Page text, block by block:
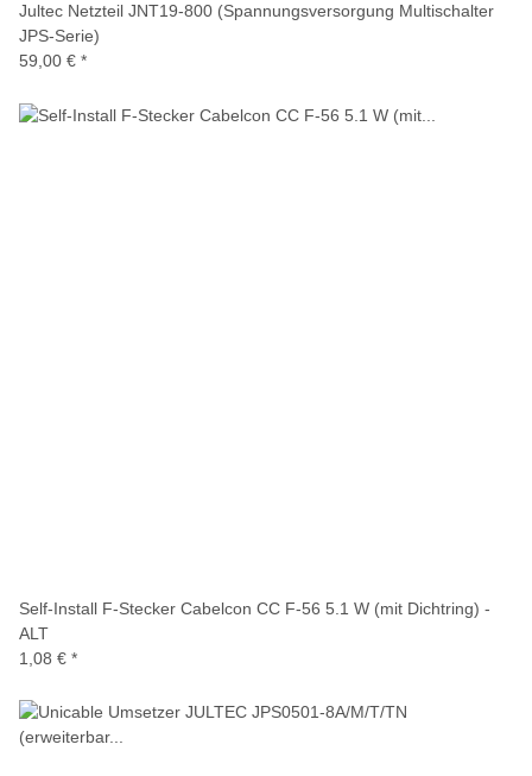
Jultec Netzteil JNT19-800 (Spannungsversorgung Multischalter
JPS-Serie)
59,00 € *
Self-Install F-Stecker Cabelcon CC F-56 5.1 W (mit Dichtring) -
ALT
1,08 € *